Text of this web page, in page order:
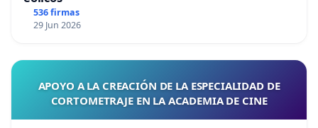
536 firmas
29 Jun 2026
APOYO A LA CREACIÓN DE LA ESPECIALIDAD DE
CORTOMETRAJE EN LA ACADEMIA DE CINE